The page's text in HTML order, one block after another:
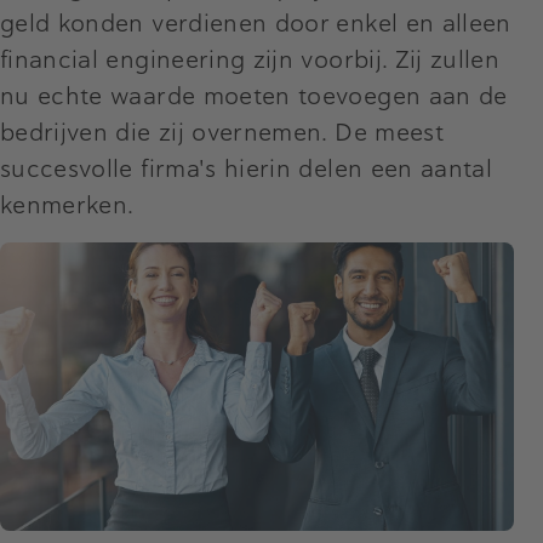
geld konden verdienen door enkel en alleen
financial engineering zijn voorbij. Zij zullen
nu echte waarde moeten toevoegen aan de
bedrijven die zij overnemen. De meest
succesvolle firma's hierin delen een aantal
kenmerken.